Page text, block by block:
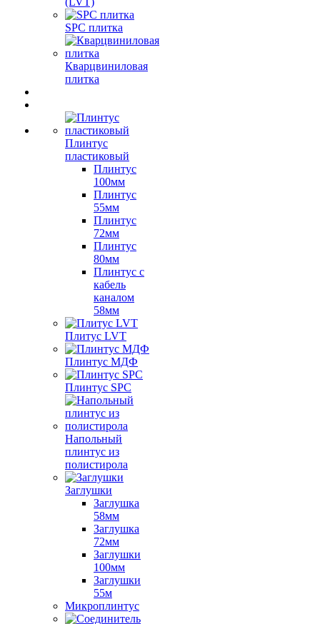
SPC плитка
Кварцвиниловая
плитка
Плинтус
пластиковый
Плинтус
100мм
Плинтус
55мм
Плинтус
72мм
Плинтус
80мм
Плинтус с
кабель
каналом
58мм
Плитус LVT
Плинтус МДФ
Плинтус SPC
Напольный
плинтус из
полистирола
Заглушки
Заглушка
58мм
Заглушка
72мм
Заглушки
100мм
Заглушки
55м
Микроплинтус